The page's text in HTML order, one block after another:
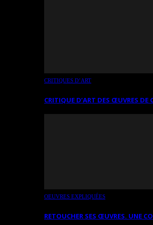
CRITIQUES D’ART
CRITIQUE D’ART DES ŒUVRES
OEUVRES EXPLIQUÉES
RETOUCHER SES ŒUVRES. UNE